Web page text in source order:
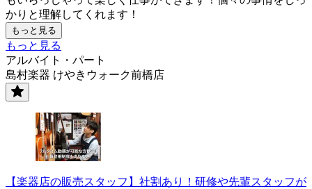
かりと理解してくれます！
もっと見る
もっと見る
アルバイト・パート
島村楽器 けやきウォーク前橋店
【楽器店の販売スタッフ】社割あり！研修や先輩スタッフが